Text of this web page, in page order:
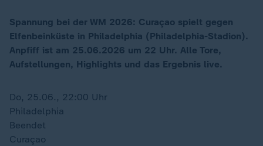
Spannung bei der WM 2026: Curaçao spielt gegen
Elfenbeinküste in Philadelphia (Philadelphia-Stadion).
Anpfiff ist am 25.06.2026 um 22 Uhr. Alle Tore,
Aufstellungen, Highlights und das Ergebnis live.
Do, 25.06., 22:00 Uhr
Philadelphia
Beendet
Curaçao